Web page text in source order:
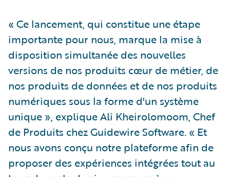
« Ce lancement, qui constitue une étape
importante pour nous, marque la mise à
disposition simultanée des nouvelles
versions de nos produits cœur de métier, de
nos produits de données et de nos produits
numériques sous la forme d'un système
unique », explique Ali Kheirolomoom, Chef
de Produits chez Guidewire Software. « Et
nous avons conçu notre plateforme afin de
proposer des expériences intégrées tout au